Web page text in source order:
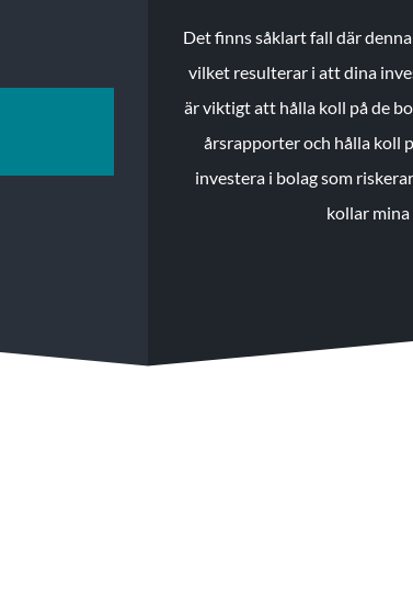
Det finns såklart fall där
vilket resulterar i att dina
är viktigt att hålla koll på de
årsrapporter och hålla koll
investera i bolag som
kollar mina